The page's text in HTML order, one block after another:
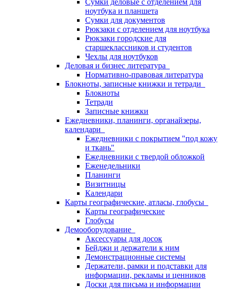
Сумки деловые с отделением для
ноутбука и планшета
Сумки для документов
Рюкзаки с отделением для ноутбука
Рюкзаки городские для
старшеклассников и студентов
Чехлы для ноутбуков
Деловая и бизнес литература
Нормативно-правовая литература
Блокноты, записные книжки и тетради
Блокноты
Тетради
Записные книжки
Ежедневники, планинги, органайзеры,
календари
Ежедневники с покрытием "под кожу
и ткань"
Ежедневники с твердой обложкой
Еженедельники
Планинги
Визитницы
Календари
Карты географические, атласы, глобусы
Карты географические
Глобусы
Демооборудование
Аксессуары для досок
Бейджи и держатели к ним
Демонстрационные системы
Держатели, рамки и подставки для
информации, рекламы и ценников
Доски для письма и информации